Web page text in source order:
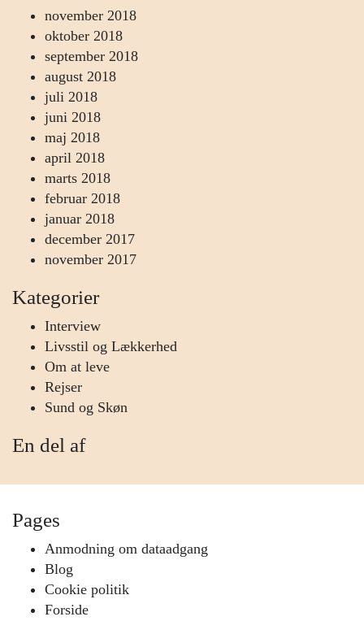
november 2018
oktober 2018
september 2018
august 2018
juli 2018
juni 2018
maj 2018
april 2018
marts 2018
februar 2018
januar 2018
december 2017
november 2017
Kategorier
Interview
Livsstil og Lækkerhed
Om at leve
Rejser
Sund og Skøn
En del af
Pages
Anmodning om dataadgang
Blog
Cookie politik
Forside